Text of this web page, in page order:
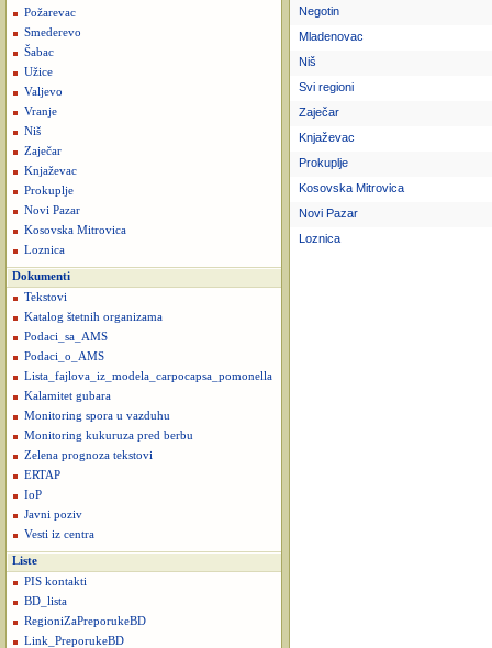
Požarevac
Smederevo
Šabac
Užice
Valjevo
Vranje
Niš
Zaječar
Knjaževac
Prokuplje
Novi Pazar
Kosovska Mitrovica
Loznica
Dokumenti
Tekstovi
Katalog štetnih organizama
Podaci_sa_AMS
Podaci_o_AMS
Lista_fajlova_iz_modela_carpocapsa_pomonella
Kalamitet gubara
Monitoring spora u vazduhu
Monitoring kukuruza pred berbu
Zelena prognoza tekstovi
ERTAP
IoP
Javni poziv
Vesti iz centra
Liste
PIS kontakti
BD_lista
RegioniZaPreporukeBD
Link_PreporukeBD
Negotin
Mladenovac
Niš
Svi regioni
Zaječar
Knjaževac
Prokuplje
Kosovska Mitrovica
Novi Pazar
Loznica